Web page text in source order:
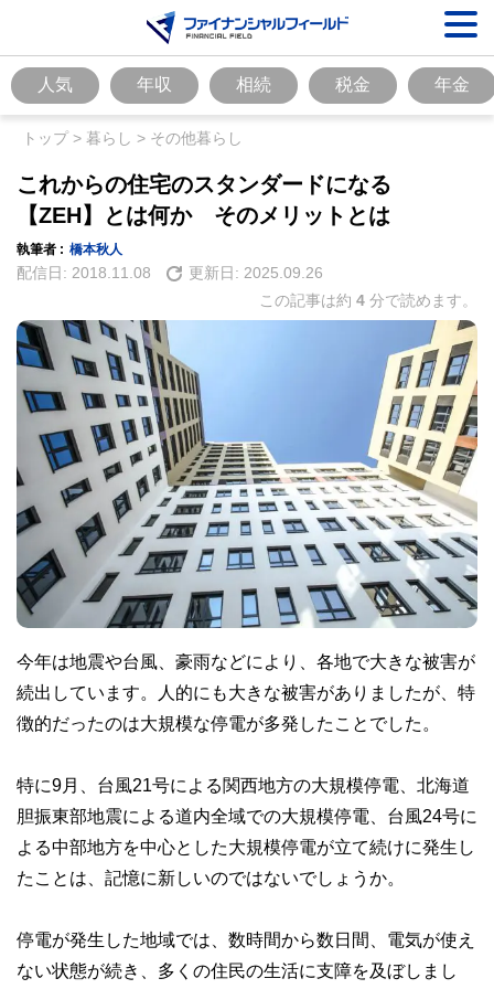
人気 年収 相続 税金 年金
トップ> 暮らし > その他暮らし
これからの住宅のスタンダードになる
【ZEH】とは何か そのメリットとは
執筆者 : 橋本秋人
配信日: 2018.11.08 更新日: 2025.09.26
この記事は約 4 分で読めます。
今年は地震や台風、豪雨などにより、各地で大きな被害が
続出しています。人的にも大きな被害がありましたが、特
徴的だったのは大規模な停電が多発したことでした。
特に9月、台風21号による関西地方の大規模停電、北海道
胆振東部地震による道内全域での大規模停電、台風24号に
よる中部地方を中心とした大規模停電が立て続けに発生し
たことは、記憶に新しいのではないでしょうか。
停電が発生した地域では、数時間から数日間、電気が使え
ない状態が続き、多くの住民の生活に支障を及ぼしまし